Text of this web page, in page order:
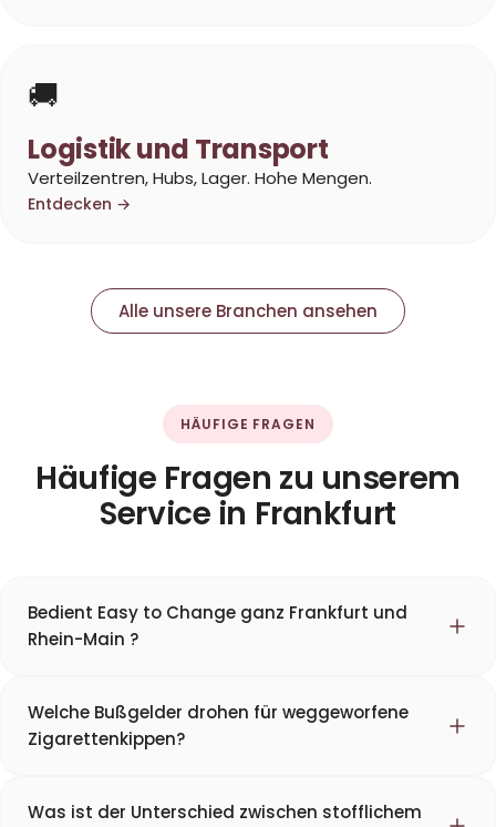
🚚
Logistik und Transport
Verteilzentren, Hubs, Lager. Hohe Mengen.
Entdecken →
Alle unsere Branchen ansehen
HÄUFIGE FRAGEN
Häufige Fragen zu unserem
Service in Frankfurt
Bedient Easy to Change ganz Frankfurt und
Rhein-Main ?
Welche Bußgelder drohen für weggeworfene
Zigarettenkippen?
Was ist der Unterschied zwischen stofflichem